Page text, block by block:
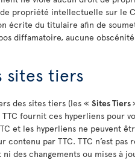
propriété intellectuelle sur le
écrite du titulaire afin de
diffamatoire, aucune
sites tiers
des sites tiers (les « Sites Tiers
TTC fournit ces hyperliens pour
et les hyperliens ne peuvent
par TTC. TTC n’est pas
ni des changements ou mises à